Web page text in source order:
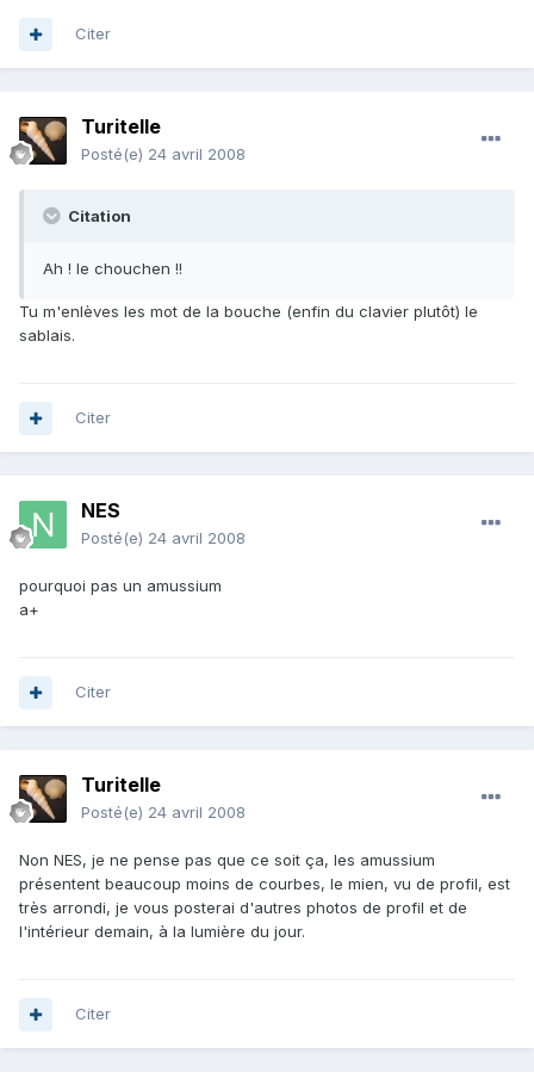
Citer
Turitelle
Posté(e) 24 avril 2008
Citation
Ah ! le chouchen !!
Tu m'enlèves les mot de la bouche (enfin du clavier plutôt) le
sablais.
Citer
NES
Posté(e) 24 avril 2008
pourquoi pas un amussium
a+
Citer
Turitelle
Posté(e) 24 avril 2008
Non NES, je ne pense pas que ce soit ça, les amussium
présentent beaucoup moins de courbes, le mien, vu de profil, est
très arrondi, je vous posterai d'autres photos de profil et de
l'intérieur demain, à la lumière du jour.
Citer